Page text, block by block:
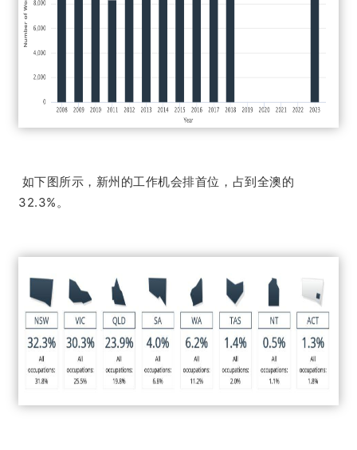
如下图所示，新州的工作机会排首位，占到全澳的
32.3%。